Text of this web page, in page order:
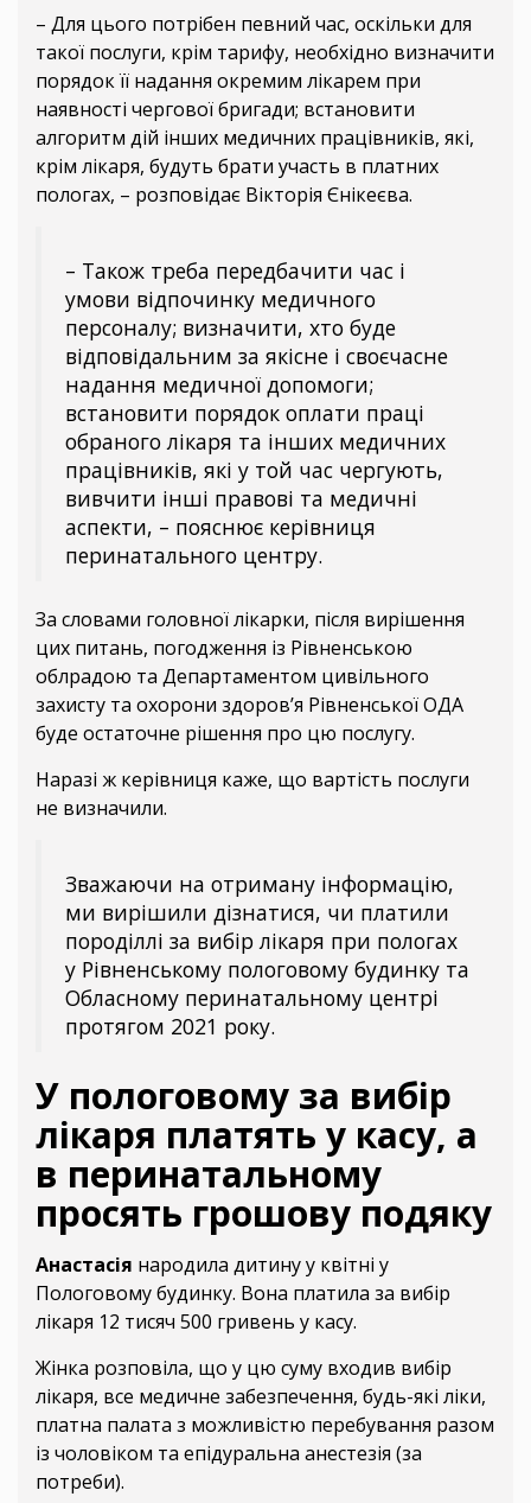
– Для цього потрібен певний час, оскільки для
такої послуги, крім тарифу, необхідно визначити
порядок її надання окремим лікарем при
наявності чергової бригади; встановити
алгоритм дій інших медичних працівників, які,
крім лікаря, будуть брати участь в платних
пологах, – розповідає Вікторія Єнікеєва.
– Також треба передбачити час і
умови відпочинку медичного
персоналу; визначити, хто буде
відповідальним за якісне і своєчасне
надання медичної допомоги;
встановити порядок оплати праці
обраного лікаря та інших медичних
працівників, які у той час чергують,
вивчити інші правові та медичні
аспекти, – пояснює керівниця
перинатального центру.
За словами головної лікарки, після вирішення
цих питань, погодження із Рівненською
облрадою та Департаментом цивільного
захисту та охорони здоров’я Рівненської ОДА
буде остаточне рішення про цю послугу.
Наразі ж керівниця каже, що вартість послуги
не визначили.
Зважаючи на отриману інформацію,
ми вирішили дізнатися, чи платили
породіллі за вибір лікаря при пологах
у Рівненському пологовому будинку та
Обласному перинатальному центрі
протягом 2021 року.
У пологовому за вибір
лікаря платять у касу, а
в перинатальному
просять грошову подяку
Анастасія народила дитину у квітні у
Пологовому будинку. Вона платила за вибір
лікаря 12 тисяч 500 гривень у касу.
Жінка розповіла, що у цю суму входив вибір
лікаря, все медичне забезпечення, будь-які ліки,
платна палата з можливістю перебування разом
із чоловіком та епідуральна анестезія (за
потреби).